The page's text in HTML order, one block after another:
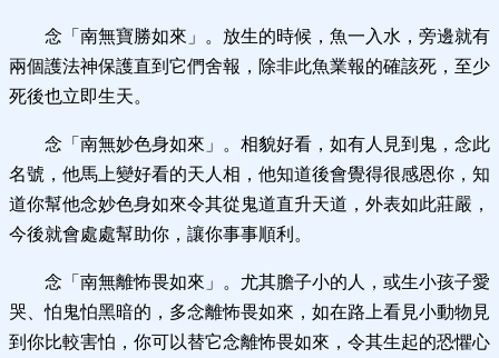
念「南無寶勝如來」。放生的時候，魚一入水，旁邊就有
兩個護法神保護直到它們舍報，除非此魚業報的確該死，至少
死後也立即生天。
念「南無妙色身如來」。相貌好看，如有人見到鬼，念此
名號，他馬上變好看的天人相，他知道後會覺得很感恩你，知
道你幫他念妙色身如來令其從鬼道直升天道，外表如此莊嚴，
今後就會處處幫助你，讓你事事順利。
念「南無離怖畏如來」。尤其膽子小的人，或生小孩子愛
哭、怕鬼怕黑暗的，多念離怖畏如來，如在路上看見小動物見
到你比較害怕，你可以替它念離怖畏如來，令其生起的恐懼心